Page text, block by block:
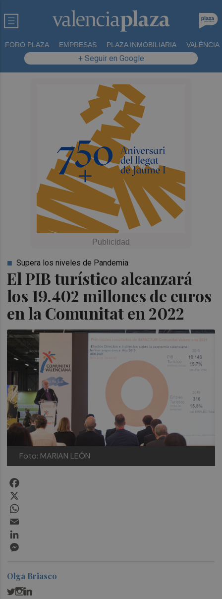
FORO PLAZA EMPRESAS PLAZA INMOBILIARIA VALÈNCIA
+ Seguir en Google
El PIB turístico alcanzará
los 19.402 millones de euros
en la Comunitat en 2022
Supera los niveles de Pandemia
Foto: MARIAN LEÓN
Olga Briasco